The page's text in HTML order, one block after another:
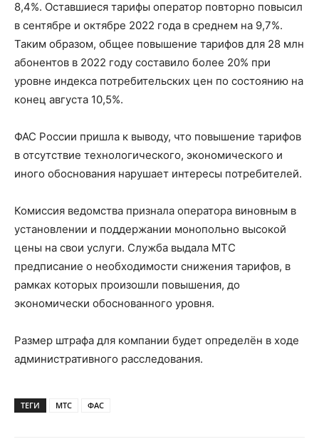
8,4%. Оставшиеся тарифы оператор повторно повысил
в сентябре и октябре 2022 года в среднем на 9,7%.
Таким образом, общее повышение тарифов для 28 млн
абонентов в 2022 году составило более 20% при
уровне индекса потребительских цен по состоянию на
конец августа 10,5%.
ФАС России пришла к выводу, что повышение тарифов
в отсутствие технологического, экономического и
иного обоснования нарушает интересы потребителей.
Комиссия ведомства признала оператора виновным в
установлении и поддержании монопольно высокой
цены на свои услуги. Служба выдала МТС
предписание о необходимости снижения тарифов, в
рамках которых произошли повышения, до
экономически обоснованного уровня.
Размер штрафа для компании будет определён в ходе
административного расследования.
ТЕГИ МТС ФАС